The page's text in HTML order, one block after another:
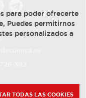
392
para poder ofrecerte
Puedes permitirnos
personalizados a
TODAS LAS COOKIES